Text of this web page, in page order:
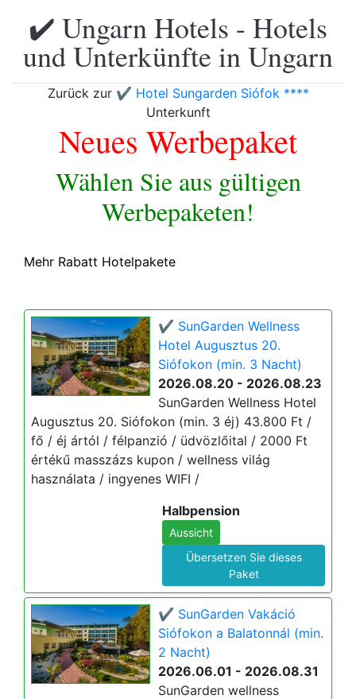
✔️ Ungarn Hotels - Hotels
und Unterkünfte in Ungarn
Zurück zur ✔️ Hotel Sungarden Siófok ****
Unterkunft
Neues Werbepaket
Wählen Sie aus gültigen
Werbepaketen!
Mehr Rabatt Hotelpakete
✔️ SunGarden Wellness
Hotel Augusztus 20.
Siófokon (min. 3 Nacht)
2026.08.20 - 2026.08.23
SunGarden Wellness Hotel
Augusztus 20. Siófokon (min. 3 éj) 43.800 Ft /
fő / éj ártól / félpanzió / üdvözlőital / 2000 Ft
értékű masszázs kupon / wellness világ
használata / ingyenes WIFI /
Halbpension
Aussicht
Übersetzen Sie dieses
Paket
✔️ SunGarden Vakáció
Siófokon a Balatonnál (min.
2 Nacht)
2026.06.01 - 2026.08.31
SunGarden wellness